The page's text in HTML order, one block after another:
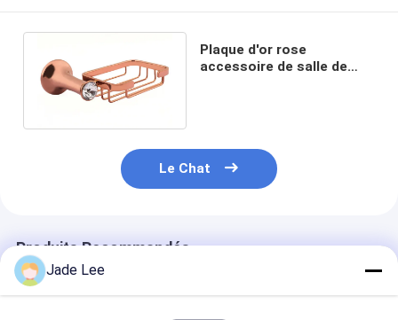
Plaque d'or rose
accessoire de salle de
Le Chat
Produits Recommandés
Jade Lee